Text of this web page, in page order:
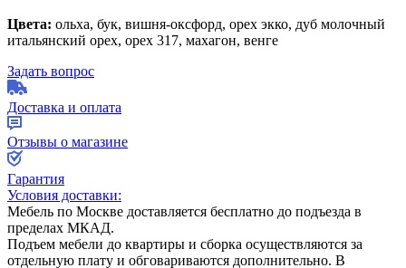
Цвета: ольха, бук, вишня-оксфорд, орех экко, дуб молочный
итальянский орех, орех 317, махагон, венге
Задать вопрос
Доставка и оплата
Отзывы о магазине
Гарантия
Условия доставки:
Мебель по Москве доставляется бесплатно до подъезда в
пределах МКАД.
Подъем мебели до квартиры и сборка осуществляются за
отдельную плату и обговариваются дополнительно. В